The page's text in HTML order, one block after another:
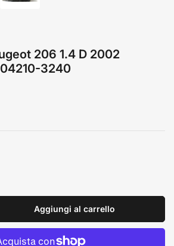
immagine
206 1.4 D 2002
3240
Aggiungi al carrello